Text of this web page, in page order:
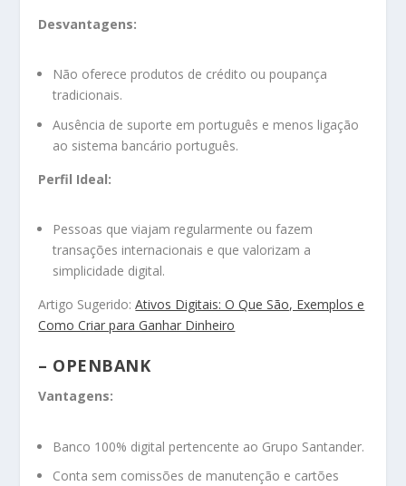
Desvantagens:
Não oferece produtos de crédito ou poupança
tradicionais.
Ausência de suporte em português e menos ligação
ao sistema bancário português.
Perfil Ideal:
Pessoas que viajam regularmente ou fazem
transações internacionais e que valorizam a
simplicidade digital.
Artigo Sugerido:Ativos Digitais: O Que São, Exemplos e
Como Criar para Ganhar Dinheiro
– OPENBANK
Vantagens:
Banco 100% digital pertencente ao Grupo Santander.
Conta sem comissões de manutenção e cartões